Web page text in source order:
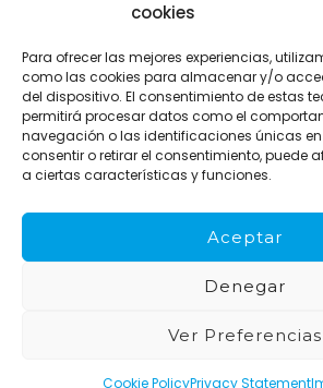
cookies
Para ofrecer las mejores experiencias,
como las cookies para almacenar y/o
del dispositivo. El consentimiento de estas
permitirá procesar datos como el
navegación o las identificaciones únicas en
consentir o retirar el consentimiento, puede
a ciertas características y funciones.
Aceptar
Denegar
Ver Preferencias
Cookie PolicyPrivacy Statement
hola@opticasnieto.com
L-V : 9:30-13:45/17:00-20:30
S: 10:00-14:00
Copyright © 2026 Opticalia Nieto. Todos